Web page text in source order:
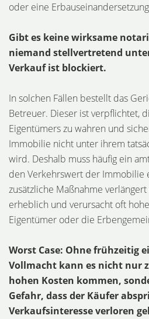
oder eine
Gibt es keine wirksame
niemand stellvertretend
Verkauf ist blockiert.
In solchen Fällen bestellt das
Betreuer. Dieser ist verpflichtet,
Eigentümers zu wahren und
Immobilie nicht unter ihrem
wird. Deshalb muss häufig ein
den Verkehrswert der Immobilie
zusätzliche Maßnahme
erheblich und verursacht oft
Eigentümer oder die
Worst Case: Ohne frühzeitig
Vollmacht kann es nicht nur
hohen Kosten kommen,
Gefahr, dass der Käufer
Verkaufsinteresse verloren